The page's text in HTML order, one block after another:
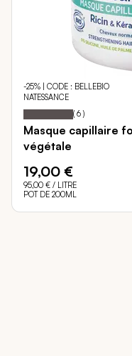
-25% | CODE : BELLEBIO
NATESSANCE
Notation: 100
% of
( 6 )
Masque capillaire
végétale
19,00 €
95,00 € / LITRE
POT DE 200ML